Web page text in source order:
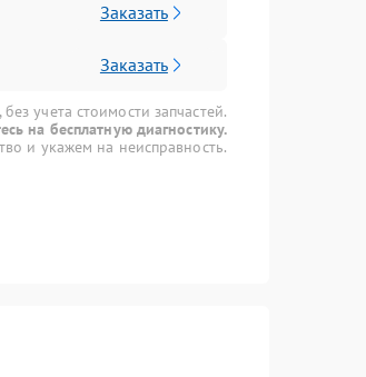
Заказать
Заказать
учета стоимости запчастей.
на бесплатную диагностику.
и укажем на неисправность.